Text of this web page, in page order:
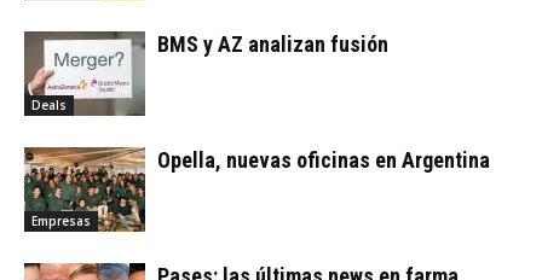
Deals
BMS y AZ analizan fusión
Empresas
Opella, nuevas oficinas en Argentina